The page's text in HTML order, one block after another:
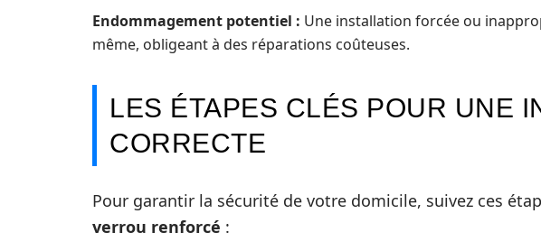
Endommagement potentiel : Une installation forcée ou
même, obligeant à des réparations coûteuses.
LES ÉTAPES CLÉS POUR UNE
CORRECTE
Pour garantir la sécurité de votre domicile, suivez ces
verrou renforcé :